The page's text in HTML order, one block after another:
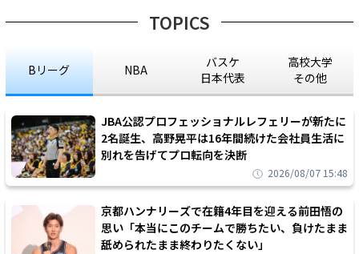
TOPICS
Bリーグ NBA
バスケ
日本代表
高校大学
その他
JBA公認プロフェッショナルレフェリーが新たに
2名誕生、高野晃平は16年間続けた会社員生活に
別れを告げてプロ転向を決断
2026/08/07 15:48
京都ハンナリーズで在籍4年目を迎える前田悟の
思い「本当にこのチームで勝ちたい、負けたまま
舐められたまま終わりたくない」